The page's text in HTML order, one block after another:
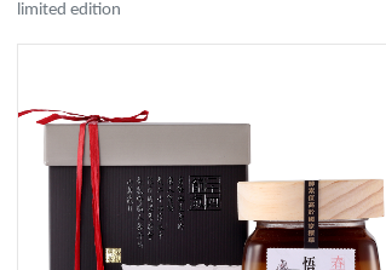
limited edition